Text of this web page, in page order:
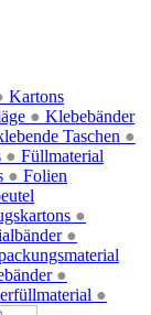
●
Taschen ●
Kartons
●
●
●
Klebebänder
●
●
Füllmaterial
●
Folien